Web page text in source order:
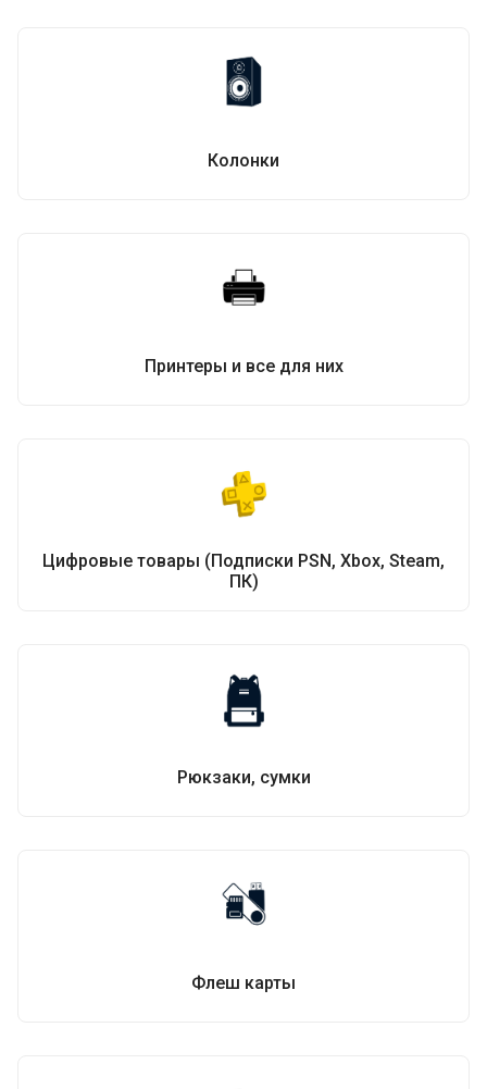
Колонки
Принтеры и все для них
Цифровые товары (Подписки PSN, Xbox, Steam,
ПК)
Рюкзаки, сумки
Флеш карты